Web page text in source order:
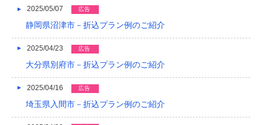
2016/08
2016/07
2016/06
2016/05
2016/03
2025/05/07 広告
静岡県沼津市－折込プラン例のご紹介
2025/04/23 広告
大分県別府市－折込プラン例のご紹介
2025/04/16 広告
埼玉県入間市－折込プラン例のご紹介